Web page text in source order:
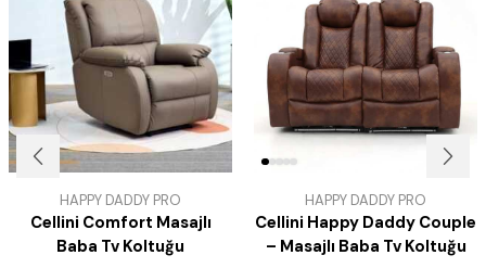
HAPPY DADDY PRO
Cellini Comfort Masajlı
Baba Tv Koltuğu
HAPPY DADDY PRO
Cellini Happy Daddy Couple
– Masajlı Baba Tv Koltuğu